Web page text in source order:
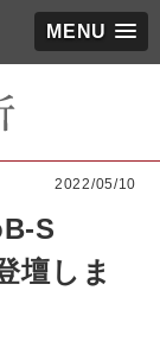
MENU
2022/05/10
S
壇しま